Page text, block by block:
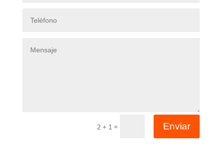
2 + 1 = Enviar